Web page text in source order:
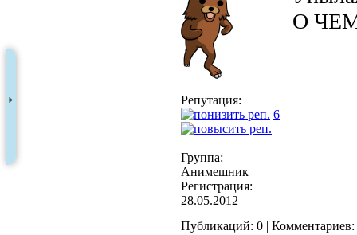
Репутация:
6
Группа:
Анимешник
Регистрация:
28.05.2012
О
Публикаций: 0 | Комментариев: